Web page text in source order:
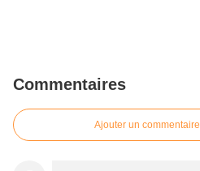
Commentaires
Ajouter un commentaire